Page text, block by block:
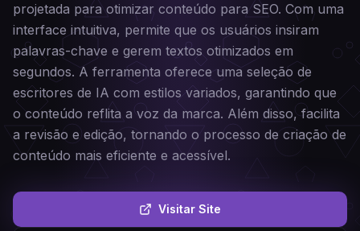
projetada para otimizar conteúdo para SEO. Com uma
interface intuitiva, permite que os usuários insiram
palavras-chave e gerem textos otimizados em
segundos. A ferramenta oferece uma seleção de
escritores de IA com estilos variados, garantindo que
o conteúdo reflita a voz da marca. Além disso, facilita
a revisão e edição, tornando o processo de criação de
conteúdo mais eficiente e acessível.
Visitar Site